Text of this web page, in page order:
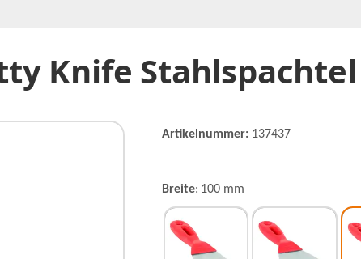
Knife
Artikelnummer: 137437
Breite 100 mm